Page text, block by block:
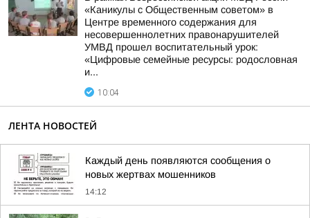
«Каникулы с Общественным советом» в
Центре временного содержания для
несовершеннолетних правонарушителей
УМВД прошел воспитательный урок:
«Цифровые семейные ресурсы: родословная
и...
10:04
ЛЕНТА НОВОСТЕЙ
Каждый день появляются сообщения о
новых жертвах мошенников
14:12